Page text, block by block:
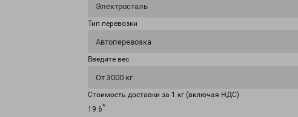
Электросталь
Тип перевозки
Автоперевозка
Введите вес
От 3000 кг
Стоимость доставки за 1 кг (включая НДС)
19.6*